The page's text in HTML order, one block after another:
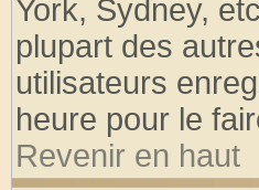
York, Sydney,
plupart des
utilisateurs
heure pour le
Revenir en haut